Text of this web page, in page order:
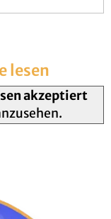
lesen
akzeptiert